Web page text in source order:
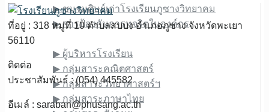
▶︎ ชมรมศิษย์เก่าโรงเรียนภูซางวิทยาคม
▶︎ การป้องกันการทุจริตในองค์กร
ข้อมูลบุคลากร
▶︎ ผู้บริหารโรงเรียน
▶︎ กลุ่มสาระคณิตศาสตร์
▶︎ กลุ่มสาระวิทยาศาสตร์ฯ
▶︎ กลุ่มสาระภาษาไทย
ที่อยู่ : 318 หมู่ที่ 10 ตำบลสบบง อำเภอภูซาง จังหวัดพะเยา
56110
ติดต่อ
ประชาสัมพันธ์ : (054) 445582
อีเมล์ : saraban@phusang.ac.th